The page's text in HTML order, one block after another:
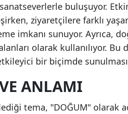
buluşuyor.
ziyaretçilere farklı
imkanı sunuyor. Ayrıca,
olarak kullanılıyor. Bu
bir biçimde
ANLAMI
tema, "DOĞUM" olarak